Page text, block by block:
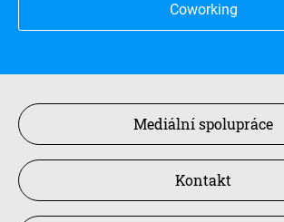
Coworking
Mediální spolupráce
Kontakt